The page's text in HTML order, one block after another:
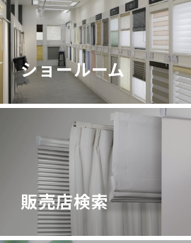
ショールーム
販売店検索